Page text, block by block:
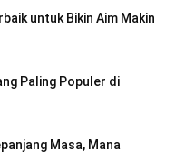
untuk Bikin Aim Makin
Paling Populer di
Masa, Mana